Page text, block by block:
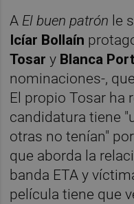
A El buen patrón le
Icíar Bollaín
Tosary Blanca
nominaciones-,
El propio Tosar ha
candidatura tiene
otras no tenían"
que aborda la
banda ETA y
película tiene que